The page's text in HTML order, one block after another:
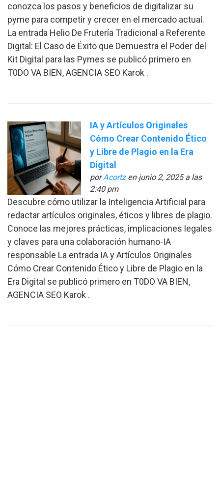
conozca los pasos y beneficios de digitalizar su
pyme para competir y crecer en el mercado actual.
La entrada Helio De Frutería Tradicional a Referente
Digital: El Caso de Éxito que Demuestra el Poder del
Kit Digital para las Pymes se publicó primero en
T0DO VA BIEN, AGENCIA SEO Karok .
IA y Artículos Originales
Cómo Crear Contenido Ético
y Libre de Plagio en la Era
Digital
porAcortzen junio 2, 2025 a las
2:40 pm
Descubre cómo utilizar la Inteligencia Artificial para
redactar artículos originales, éticos y libres de plagio.
Conoce las mejores prácticas, implicaciones legales
y claves para una colaboración humano-IA
responsable La entrada IA y Artículos Originales
Cómo Crear Contenido Ético y Libre de Plagio en la
Era Digital se publicó primero en T0DO VA BIEN,
AGENCIA SEO Karok .